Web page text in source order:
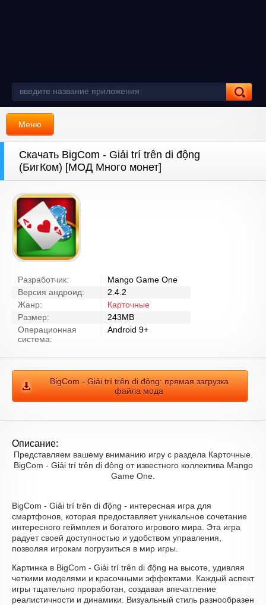
Меню
Скачать BigCom - Giải trí trên di động
(БигКом) [МОД Много монет]
Разработчик:
Mango Game One
Версия андроид:
2.4.2
Жанр:
Карточные
Размер:
243MB
Операционная
система:
Android 9+
BigCom - Giải trí trên di động: прямая загрузка
файла мода
Описание:
Представляем вашему вниманию игру с раздела Карточные.
BigCom - Giải trí trên di động от известного коллектива Mango
Game One.
BigCom - Giải trí trên di động - интересная игра для
смартфонов, которая предоставляет уникальное сочетание
интересного геймплея и богатого игрового мира. Эта игра
радует своей доступностью и удобством управления,
позволяя игрокам погрузиться в мир игры.
Картинка в BigCom - Giải trí trên di động на высоте, удивляя
четкими моделями и красочными эффектами. Каждый аспект
игры тщательно проработан, создавая впечатление
реалистичности и динамики. Визуальный стиль разнообразен